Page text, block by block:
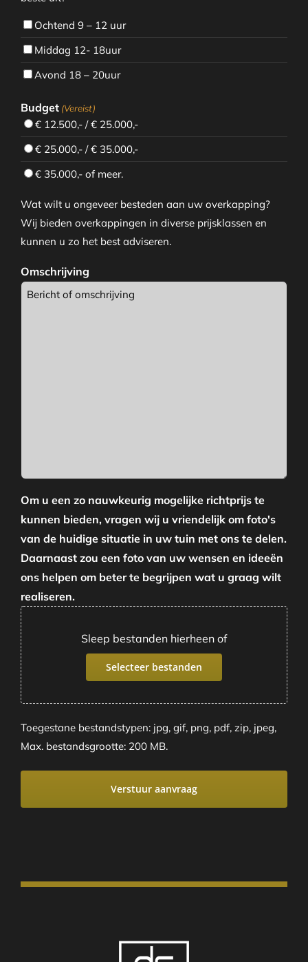
Ochtend 9 – 12 uur
Middag 12- 18uur
Avond 18 – 20uur
Budget (Vereist)
€ 12.500,- / € 25.000,-
€ 25.000,- / € 35.000,-
€ 35.000,- of meer.
Wat wilt u ongeveer besteden aan uw overkapping?
Wij bieden overkappingen in diverse prijsklassen en
kunnen u zo het best adviseren.
Omschrijving
Om u een zo nauwkeurig mogelijke richtprijs te
kunnen bieden, vragen wij u vriendelijk om foto's
van de huidige situatie in uw tuin met ons te delen.
Daarnaast zou een foto van uw wensen en ideeën
ons helpen om beter te begrijpen wat u graag wilt
realiseren.
Sleep bestanden hierheen of
Selecteer bestanden
Toegestane bestandstypen: jpg, gif, png, pdf, zip, jpeg,
Max. bestandsgrootte: 200 MB.